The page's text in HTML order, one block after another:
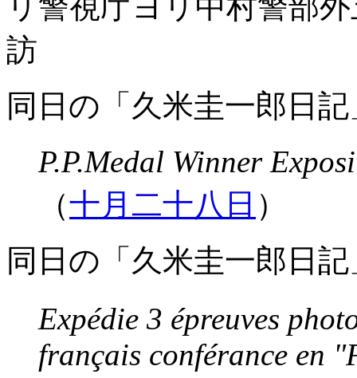
リ警視庁ヨリ中村警部
訪
同日の「久米圭一郎日
P.P.Medal Winner
（十月二十八日 ）
同日の「久米圭一郎日
Expédie 3 épreuves
français conférance en